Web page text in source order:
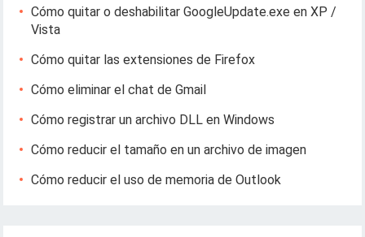
Cómo quitar o deshabilitar GoogleUpdate.exe en XP /
Vista
Cómo quitar las extensiones de Firefox
Cómo eliminar el chat de Gmail
Cómo registrar un archivo DLL en Windows
Cómo reducir el tamaño en un archivo de imagen
Cómo reducir el uso de memoria de Outlook